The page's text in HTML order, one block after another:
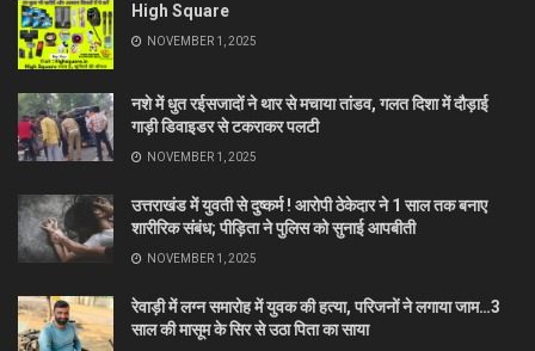
High Square
NOVEMBER 1, 2025
नशे में धुत रईसजादों ने थार से मचाया तांडव, गलत दिशा में दौड़ाई
गाड़ी डिवाइडर से टकराकर पलटी
NOVEMBER 1, 2025
उत्तराखंड में युवती से दुष्कर्म ! आरोपी ठेकेदार ने 1 साल तक बनाए
शारीरिक संबंध; पीड़िता ने पुलिस को सुनाई आपबीती
NOVEMBER 1, 2025
रेवाड़ी में लग्न समारोह में युवक की हत्या, परिजनों ने लगाया जाम…3
साल की मासूम के सिर से उठा पिता का साया